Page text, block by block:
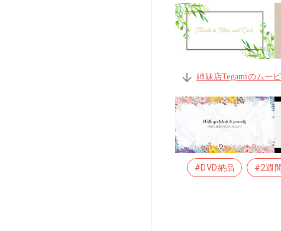
arrow_downward 姉妹店Tegamiのムー
#DVD納品 #2週